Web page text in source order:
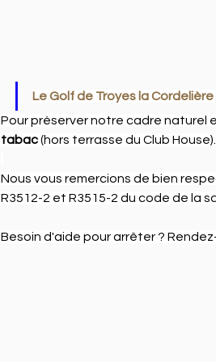
Le Golf de Troyes la
Pour préserver notre cadre naturel
tabac (hors terrasse du Club House).
Nous vous remercions de bien
R3512-2 et R3515-2 du code de la
Besoin d'aide pour arrêter ?